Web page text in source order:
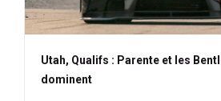
Utah, Qualifs : Parente et les
dominent